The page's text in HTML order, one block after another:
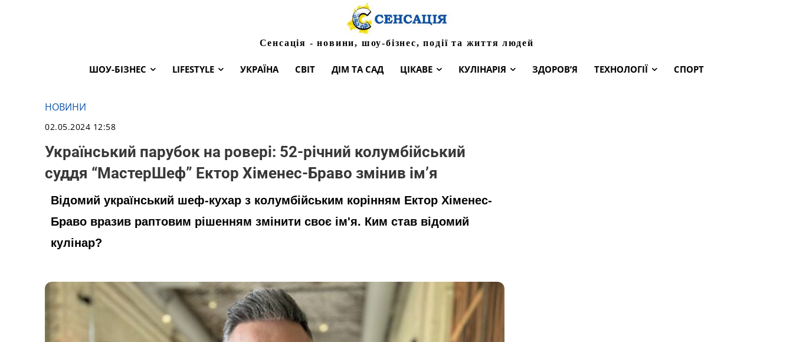
Сенсація - новини, шоу-бізнес, події та життя людей
ШОУ-БІЗНЕС LIFESTYLE УКРАЇНА СВІТ ДІМ ТА САД ЦІКАВЕ КУЛІНАРІЯ ЗДОРОВ’Я ТЕХНОЛОГІЇ СПОРТ
НОВИНИ
02.05.2024 12:58
Український парубок на ровері: 52-річний колумбійський
суддя “МастерШеф” Ектор Хіменес-Браво змінив ім’я
Відомий український шеф-кухар з колумбійським корінням Ектор Хіменес-
Браво вразив раптовим рішенням змінити своє ім'я. Ким став відомий
кулінар?